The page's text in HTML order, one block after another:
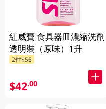
紅威寶 食具器皿濃縮洗劑
透明裝（原味）1升
2件$56
$42.00